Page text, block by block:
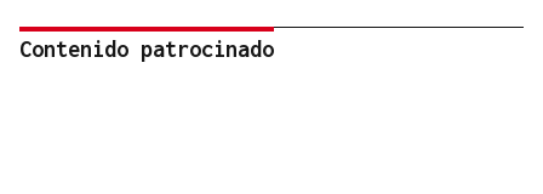
Contenido patrocinado